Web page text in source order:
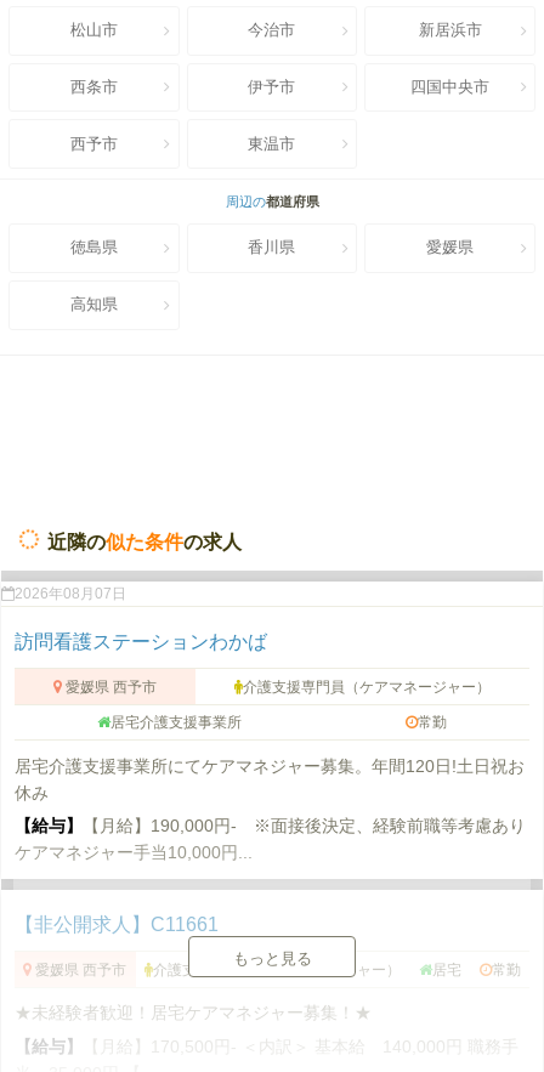
松山市 今治市 新居浜市
西条市 伊予市 四国中央市
西予市 東温市
周辺の都道府県
徳島県 香川県 愛媛県
高知県
近隣の似た条件の求人
2026年08月07日
訪問看護ステーションわかば
愛媛県 西予市 介護支援専門員（ケアマネージャー）
居宅介護支援事業所 常勤
居宅介護支援事業所にてケアマネジャー募集。年間120日!土日祝お
休み
【給与】
【月給】190,000円‐ ※面接後決定、経験前職等考慮あり
ケアマネジャー手当10,000円...
【非公開求人】C11661
愛媛県 西予市 介護支援専門員（ケアマネージャー） 居宅 常勤
★未経験者歓迎！居宅ケアマネジャー募集！★
【給与】
【月給】170,500円- ＜内訳＞ 基本給 140,000円 職務手
もっと見る